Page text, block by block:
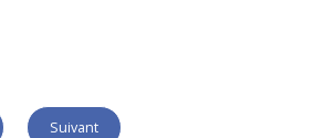
Suivant